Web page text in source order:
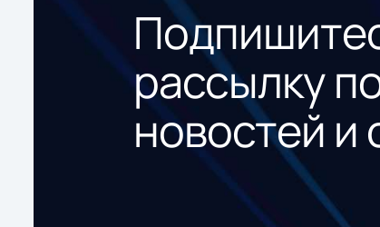
рассылку
новостей и